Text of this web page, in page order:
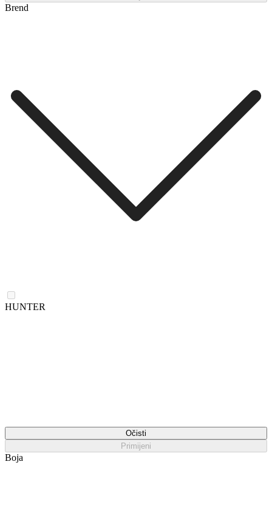
Brend
HUNTER
Očisti
Primijeni
Boja